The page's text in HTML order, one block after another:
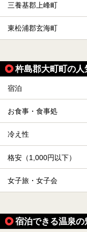
三養基郡上峰町
東松浦郡玄海町
杵島郡大町町の
宿泊
お食事・食事処
冷え性
格安（1,000円以下）
女子旅・女子会
宿泊できる温泉の